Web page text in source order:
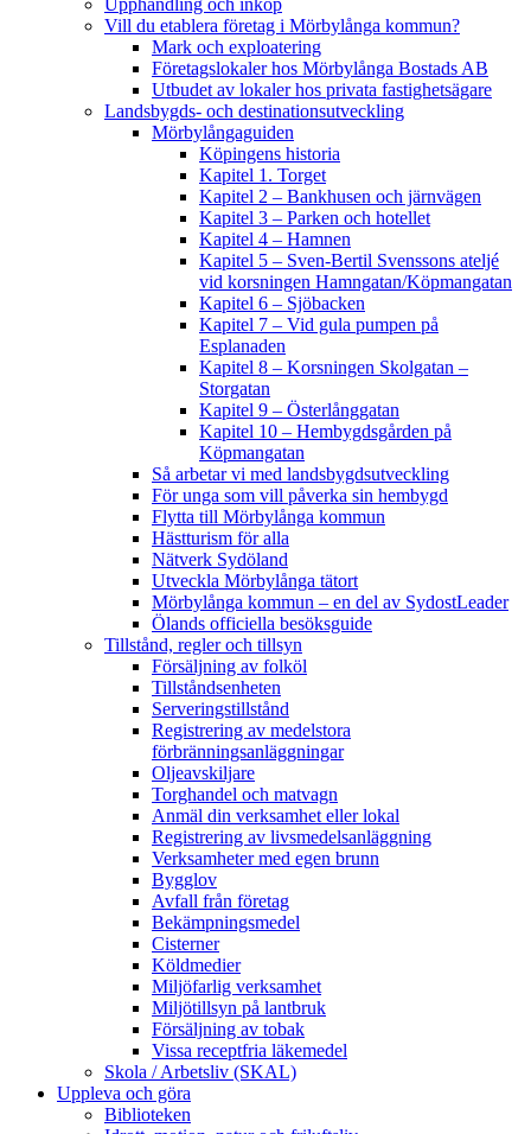
Upphandling och inköp
Vill du etablera företag i Mörbylånga kommun?
Mark och exploatering
Företagslokaler hos Mörbylånga Bostads AB
Utbudet av lokaler hos privata fastighetsägare
Landsbygds- och destinationsutveckling
Mörbylångaguiden
Köpingens historia
Kapitel 1. Torget
Kapitel 2 – Bankhusen och järnvägen
Kapitel 3 – Parken och hotellet
Kapitel 4 – Hamnen
Kapitel 5 – Sven-Bertil Svenssons ateljé
vid korsningen Hamngatan/Köpmangatan
Kapitel 6 – Sjöbacken
Kapitel 7 – Vid gula pumpen på
Esplanaden
Kapitel 8 – Korsningen Skolgatan –
Storgatan
Kapitel 9 – Österlånggatan
Kapitel 10 – Hembygdsgården på
Köpmangatan
Så arbetar vi med landsbygdsutveckling
För unga som vill påverka sin hembygd
Flytta till Mörbylånga kommun
Hästturism för alla
Nätverk Sydöland
Utveckla Mörbylånga tätort
Mörbylånga kommun – en del av SydostLeader
Ölands officiella besöksguide
Tillstånd, regler och tillsyn
Försäljning av folköl
Tillståndsenheten
Serveringstillstånd
Registrering av medelstora
förbränningsanläggningar
Oljeavskiljare
Torghandel och matvagn
Anmäl din verksamhet eller lokal
Registrering av livsmedelsanläggning
Verksamheter med egen brunn
Bygglov
Avfall från företag
Bekämpningsmedel
Cisterner
Köldmedier
Miljöfarlig verksamhet
Miljötillsyn på lantbruk
Försäljning av tobak
Vissa receptfria läkemedel
Skola / Arbetsliv (SKAL)
Uppleva och göra
Biblioteken